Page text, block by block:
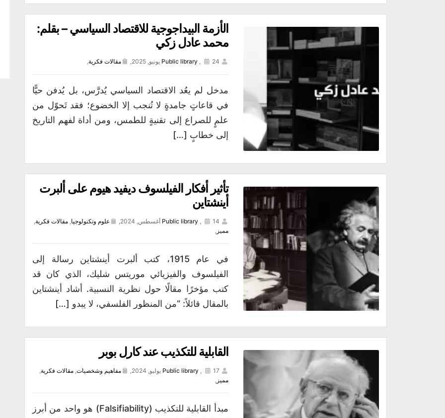
الأزمة البيداجوجية للاقتصاد السياسي – بقلم:
محمد عادل زكي
Public library , 24 يونيو, 2025, مقالات فكرية,
مدخل لم يعُد الاقتصاد السياسي يُدرَّس، بل يُدفن حيًّا
في قاعاتٍ جامدةٍ لا تُنجب إلا الخضوع؛ فقد تَحوّل من
علمٍ للصراع إلى تقنيةٍ للطمس، ومن أداة لفهم التاريخ
إلى خطابٍ […]
تأثير أفكار الفيلسوف ديفيد هيوم على ألبرت
أينشتاين
Public library , 14 أغسطس, 2024, علوم وتكنولوجيا,مقالات فكرية,
مميز,
في عام 1915، كتب ألبرت أينشتاين رسالة إلى
الفيلسوف والفيزيائي موريتس شليك، الذي كان قد
كتب مؤخرًا مقالًا حول نظرية النسبية. أشاد أينشتاين
بالمقال قائلاً: “من المنظور الفلسفي، لا يبدو […]
القابلية للتكذيب عند كارل بوبر
Public library , 17 يوليو, 2024, مفاهيم وشخصيات,مقالات فكرية,
مميز,
مبدأ القابلية للتكذيب (Falsifiability) هو واحد من أبرز